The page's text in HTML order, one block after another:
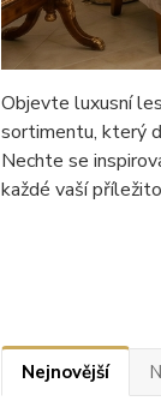
Objevte luxusní
sortimentu, který
Nechte se
každé vaší
Nejnovější